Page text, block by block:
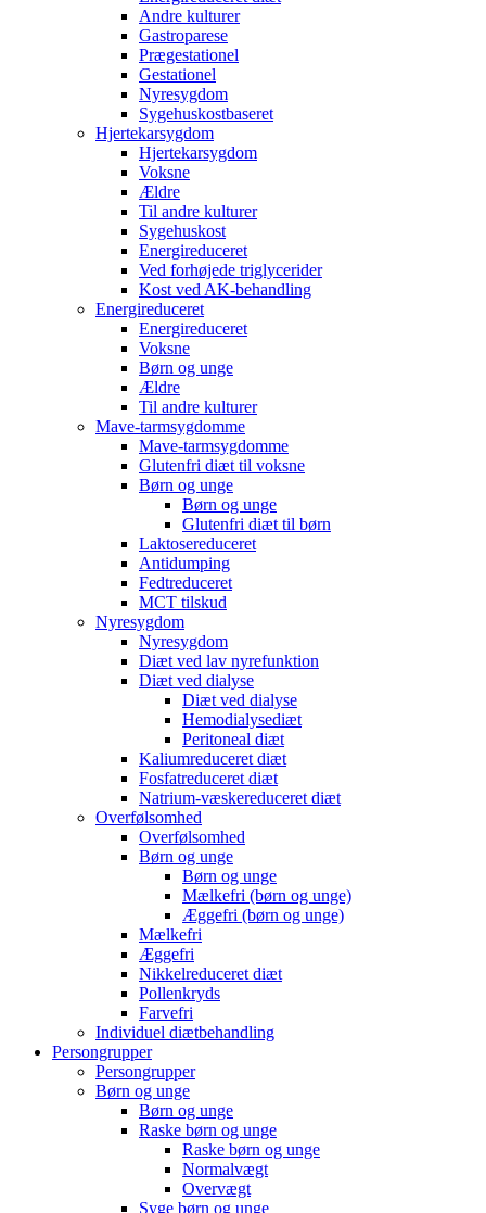
Andre kulturer
Gastroparese
Prægestationel
Gestationel
Nyresygdom
Sygehuskostbaseret
Hjertekarsygdom
Hjertekarsygdom
Voksne
Ældre
Til andre kulturer
Sygehuskost
Energireduceret
Ved forhøjede triglycerider
Kost ved AK-behandling
Energireduceret
Energireduceret
Voksne
Børn og unge
Ældre
Til andre kulturer
Mave-tarmsygdomme
Mave-tarmsygdomme
Glutenfri diæt til voksne
Børn og unge
Børn og unge
Glutenfri diæt til børn
Laktosereduceret
Antidumping
Fedtreduceret
MCT tilskud
Nyresygdom
Nyresygdom
Diæt ved lav nyrefunktion
Diæt ved dialyse
Diæt ved dialyse
Hemodialysediæt
Peritoneal diæt
Kaliumreduceret diæt
Fosfatreduceret diæt
Natrium-væskereduceret diæt
Overfølsomhed
Overfølsomhed
Børn og unge
Børn og unge
Mælkefri (børn og unge)
Æggefri (børn og unge)
Mælkefri
Æggefri
Nikkelreduceret diæt
Pollenkryds
Farvefri
Individuel diætbehandling
Persongrupper
Persongrupper
Børn og unge
Børn og unge
Raske børn og unge
Raske børn og unge
Normalvægt
Overvægt
Syge børn og unge